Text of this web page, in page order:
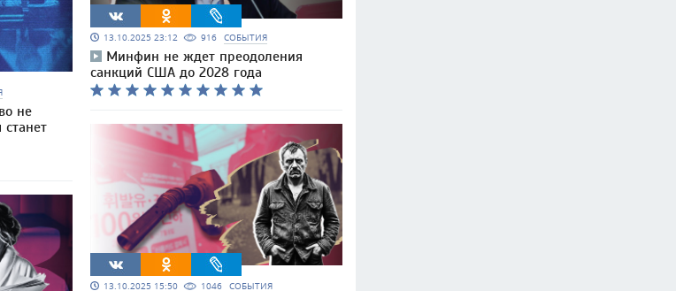
не
13.10.2025 23:12 916 СОБЫТИЯ
Минфин не ждет преодоления
санкций США до 2028 года
13.10.2025 15:50 1046 СОБЫТИЯ